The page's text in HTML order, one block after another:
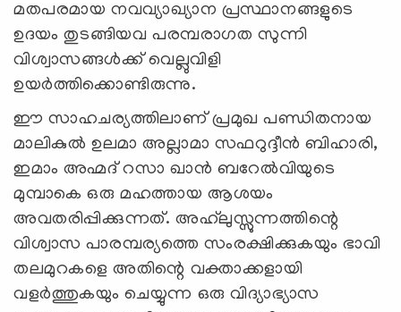
മതപരമായ നവവ്യാഖ്യാന പ്രസ്ഥാനങ്ങളുടെ
ഉദയം തുടങ്ങിയവ പരമ്പരാഗത സുന്നി
വിശ്വാസങ്ങൾക്ക് വെല്ലുവിളി
ഉയർത്തിക്കൊണ്ടിരുന്നു.
ഈ സാഹചര്യത്തിലാണ് പ്രമുഖ പണ്ഡിതനായ
മാലികുൽ ഉലമാ അല്ലാമാ സഫറുദ്ദീൻ ബിഹാരി,
ഇമാം അഹ്മദ് റസാ ഖാൻ ബറേൽവിയുടെ
മുമ്പാകെ ഒരു മഹത്തായ ആശയം
അവതരിപ്പിക്കുന്നത്. അഹ്‌ലുസ്സുന്നത്തിന്റെ
വിശ്വാസ പാരമ്പര്യത്തെ സംരക്ഷിക്കുകയും ഭാവി
തലമുറകളെ അതിന്റെ വക്താക്കളായി
വളർത്തുകയും ചെയ്യുന്ന ഒരു വിദ്യാഭ്യാസ